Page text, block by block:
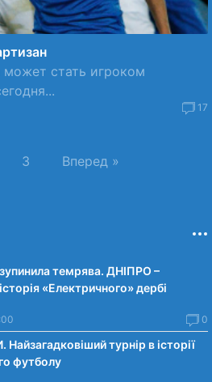
стать игроком
17
3 Вперед »
темрява. ДНІПРО –
«Електричного» дербі
0
турнір в історії
футболу